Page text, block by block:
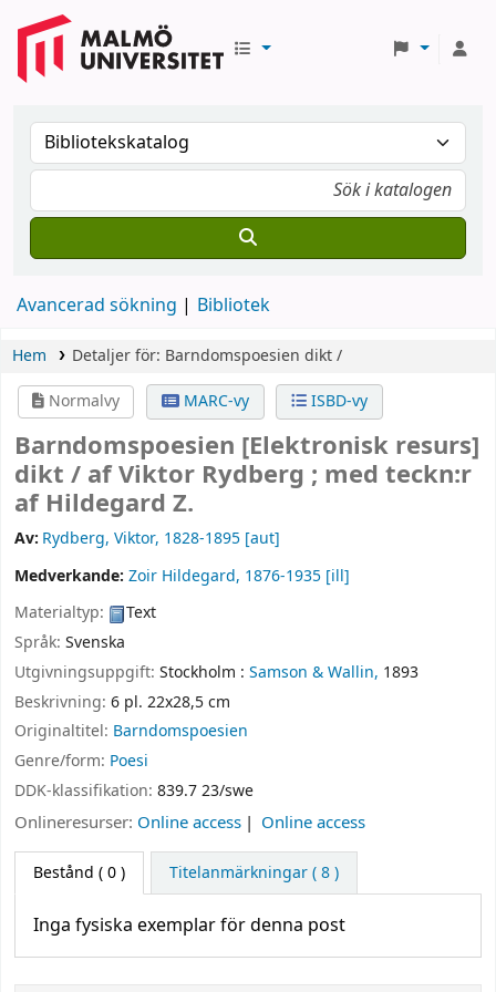
Avancerad sökning Bibliotek
Hem Detaljer för: Barndomspoesien dikt /
Normalvy
MARC-vy ISBD-vy
Barndomspoesien [Elektronisk resurs]
dikt / af Viktor Rydberg ; med teckn:r
af Hildegard Z.
Av: Rydberg, Viktor, 1828-1895 [aut]
Medverkande: Zoir Hildegard, 1876-1935 [ill]
Materialtyp:
Text
Språk: Svenska
Utgivningsuppgift: Stockholm : Samson & Wallin, 1893
Beskrivning: 6 pl. 22x28,5 cm
Originaltitel: Barndomspoesien
Genre/form: Poesi
DDK-klassifikation: 839.7 23/swe
Onlineresurser: Online access Online access
Bestånd ( 0 ) Titelanmärkningar ( 8 )
Inga fysiska exemplar för denna post